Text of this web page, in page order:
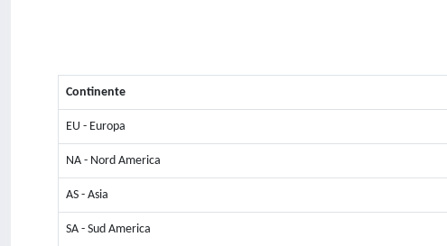
Continente
EU - Europa
NA - Nord America
AS - Asia
SA - Sud America